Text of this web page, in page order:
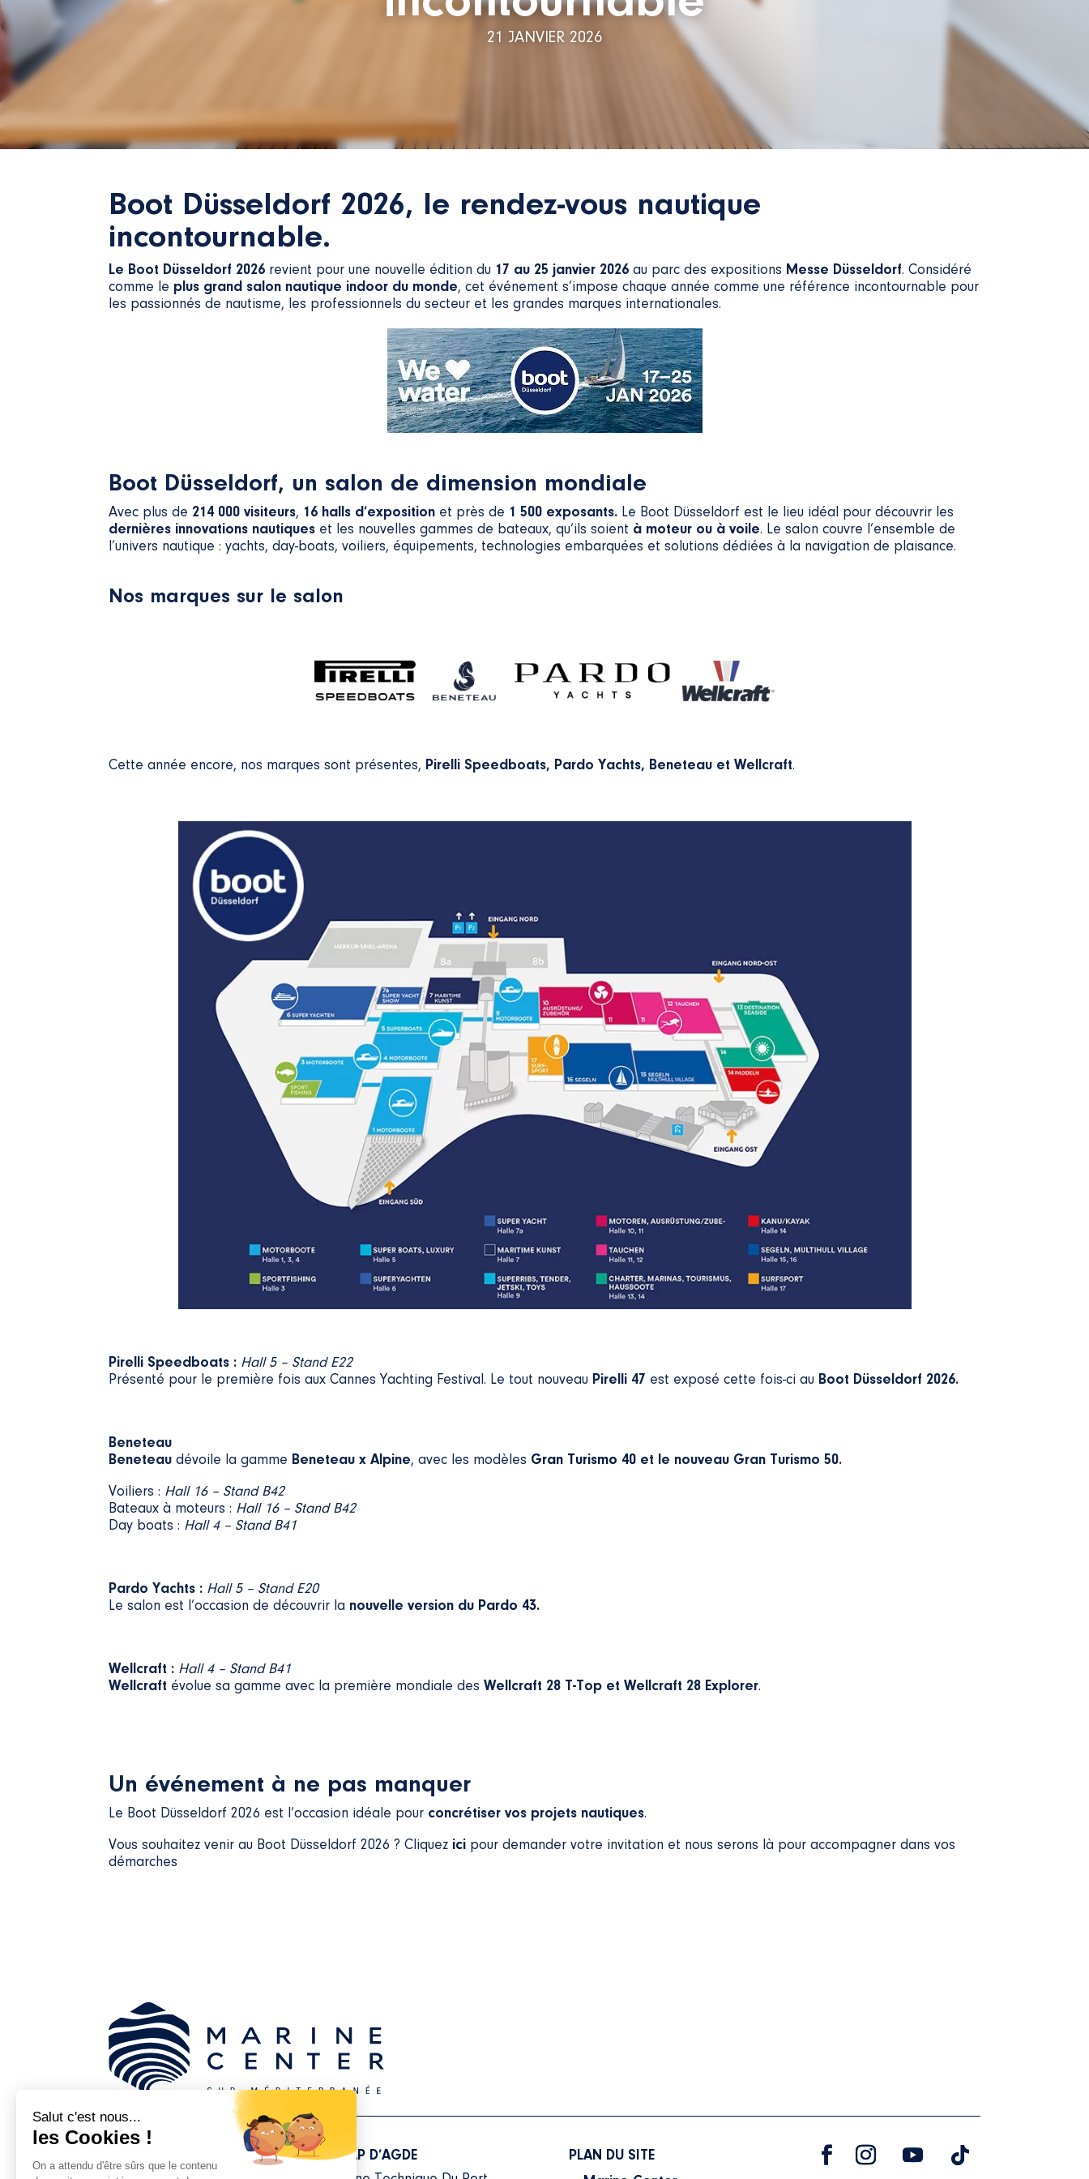
21 JANVIER 2026
Boot Düsseldorf 2026, le rendez-vous nautique
incontournable.
Le Boot Düsseldorf 2026 revient pour une nouvelle édition du 17 au 25 janvier 2026 au parc des expositions Messe Düsseldorf. Considéré
comme le plus grand salon nautique indoor du monde, cet événement s’impose chaque année comme une référence incontournable pour
les passionnés de nautisme, les professionnels du secteur et les grandes marques internationales.
Boot Düsseldorf, un salon de dimension mondiale
Avec plus de 214 000 visiteurs, 16 halls d’exposition et près de 1 500 exposants. Le Boot Düsseldorf est le lieu idéal pour découvrir les
dernières innovations nautiques et les nouvelles gammes de bateaux, qu’ils soient à moteur ou à voile. Le salon couvre l’ensemble de
l’univers nautique : yachts, day-boats, voiliers, équipements, technologies embarquées et solutions dédiées à la navigation de plaisance.
Nos marques sur le salon
Cette année encore, nos marques sont présentes, Pirelli Speedboats, Pardo Yachts, Beneteau et Wellcraft.
Pirelli Speedboats : Hall 5 – Stand E22
Présenté pour le première fois aux Cannes Yachting Festival. Le tout nouveau Pirelli 47 est exposé cette fois-ci au Boot Düsseldorf 2026.
Beneteau
Beneteau dévoile la gamme Beneteau x Alpine, avec les modèles Gran Turismo 40 et le nouveau Gran Turismo 50.
Voiliers : Hall 16 – Stand B42.
Bateaux à moteurs : Hall 16 – Stand B42
Day boats : Hall 4 – Stand B41
Pardo Yachts : Hall 5– Stand E20
Le salon est l’occasion de découvrir la nouvelle version du Pardo 43.
Wellcraft : Hall 4 – Stand B41
Wellcraft évolue sa gamme avec la première mondiale desWellcraft 28 T-Top et Wellcraft 28 Explorer.
Un événement à ne pas manquer
Le Boot Düsseldorf 2026 est l’occasion idéale pour concrétiser vos projets nautiques.
Vous souhaitez venir au Boot Düsseldorf 2026 ?Cliquez ici pour demander votre invitation et nous serons là pour accompagner dans vos
démarches
CAP D’AGDE
PLAN DU SITE